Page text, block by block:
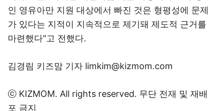
인 영유아만 지원 대상에서 빠진 것은 형평성에 문제
가 있다는 지적이 지속적으로 제기돼 제도적 근거를
마련했다"고 전했다.
김경림 키즈맘 기자 limkim@kizmom.com
ⓒ KIZMOM. All rights reserved. 무단 전재 및 재배
포 금지